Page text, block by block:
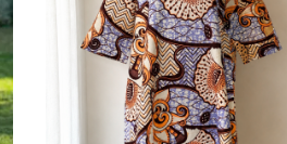
AJOUTER AU PANIER